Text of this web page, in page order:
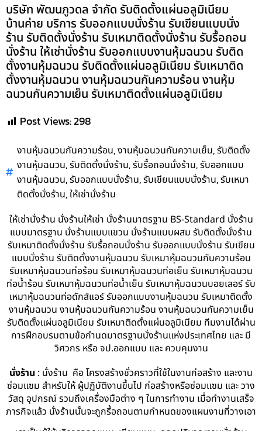
บริษัท พัฒนภูวดล จำกัด รับติดตั้งแผ่นอลูมิเนียม
บ้านค่าย บริการ รับออกแบบนั่งร้าน รับเขียนแบบนั่ง
ร้าน รับติดตั้งนั่งร้าน รับเหมาติดตั้งนั่งร้าน รับรื้อถอน
นั่งร้าน ให้เช่านั่งร้าน รับออกแบบงานหุ้มฉนวน รับติด
ตั้งงานหุ้มฉนวน รับติดตั้งแผ่นอลูมิเนียม รับเหมาติด
ตั้งงานหุ้มฉนวน งานหุ้มฉนวนกันความร้อน งานหุ้ม
ฉนวนกันความเย็น รับเหมาติดตั้งแผ่นอลูมิเนียม
Post Views:298
งานหุ้มฉนวนกันความร้อน,งานหุ้มฉนวนกันความเย็น,รับติดตั้ง
งานหุ้มฉนวน,รับติดตั้งนั่งร้าน,รับรื้อถอนนั่งร้าน,รับออกแบบ
งานหุ้มฉนวน,รับออกแบบนั่งร้าน,รับเขียนแบบนั่งร้าน,รับเหมา
ติดตั้งนั่งร้าน,ให้เช่านั่งร้าน
ให้เช่านั่งร้าน นั่งร้านให้เช่า นั่งร้านมาตรฐาน BS-Standard นั่งร้าน
แบบมาตรฐาน นั่งร้านแบบแขวน นั่งร้านแบบผสม รับติดตั้งนั่งร้าน
รับเหมาติดตั้งนั่งร้าน รับรื้อถอนนั่งร้าน รับออกแบบนั่งร้าน รับเขียน
แบบนั่งร้าน รับติดตั้งงานหุ้มฉนวน รับเหมาหุ้มฉนวนกันความร้อน
รับเหมาหุ้มฉนวนท่อร้อน รับเหมาหุ้มฉนวนท่อเย็น รับเหมาหุ้มฉนวน
ท่อน้ำร้อน รับเหมาหุ้มฉนวนท่อน้ำเย็น รับเหมาหุ้มฉนวนบอยเลอร์ รับ
เหมาหุ้มฉนวนท่อดักส์แอร์ รับออกแบบงานหุ้มฉนวน รับเหมาติดตั้ง
งานหุ้มฉนวน งานหุ้มฉนวนกันความร้อน งานหุ้มฉนวนกันความเย็น
รับติดตั้งแผ่นอลูมิเนียม รับเหมาติดตั้งแผ่นอลูมิเนียม ทีมงานได้ผ่าน
การฝึกอบรมตามข้อกำนดมาตรฐานนั่งร้านแห่งประเทศไทย และ มี
วิศวกร หรือ จป.ออกแบบ และ ควบคุมงาน
นั่งร้าน : นั่งร้าน คือ โครงสร้างชั่วคราวที่ใช้ในงานก่อสร้าง และงาน
ซ่อมแซม สำหรับให้ ผู้ปฏิบัติงานขึ้นไป ก่อสร้างหรือซ่อมแซม และ วาง
วัสดุ อุปกรณ์ รวมถึงเครื่องมือต่าง ๆ ในการทำงาน เมื่อทำงานเสร็จ
ภารกิจแล้ว นั่งร้านนั้นจะถูกรื้อถอนตามกำหนดของแผนงานที่วางเอา